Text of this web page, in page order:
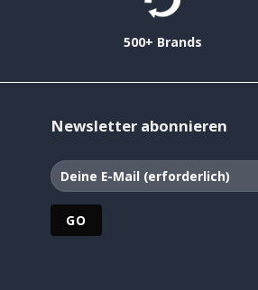
500+ Brands
Newsletter abonnieren